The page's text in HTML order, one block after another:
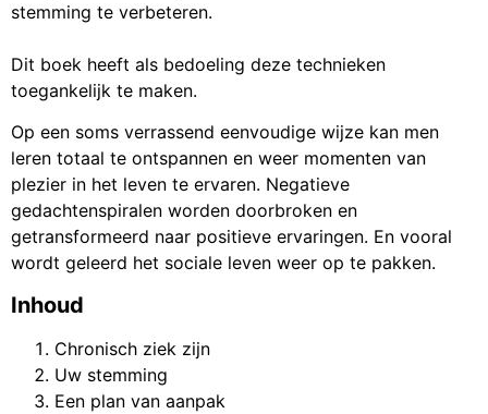
stemming te verbeteren.
Dit boek heeft als bedoeling deze technieken
toegankelijk te maken.
Op een soms verrassend eenvoudige wijze kan men
leren totaal te ontspannen en weer momenten van
plezier in het leven te ervaren. Negatieve
gedachtenspiralen worden doorbroken en
getransformeerd naar positieve ervaringen. En vooral
wordt geleerd het sociale leven weer op te pakken.
Inhoud
Chronisch ziek zijn
Uw stemming
Een plan van aanpak